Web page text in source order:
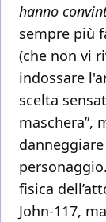
hanno
sempre più
(che non vi
indossare
scelta
maschera”,
fisica
John-117,